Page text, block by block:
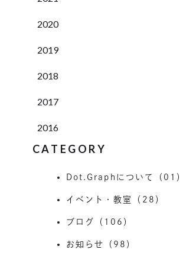
2020
2019
2018
2017
2016
CATEGORY
Dot.Graphについて（01）
イベント・教室（28）
ブログ（106）
お知らせ（98）